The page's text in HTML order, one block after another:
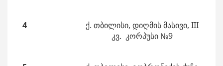
4
ქ. თბილისი, დიღმის მასივი, III
კვ. კორპუსი №9